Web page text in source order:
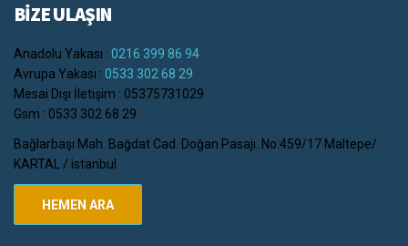
BİZE ULAŞIN
Anadolu Yakası : 0216 399 86 94
Avrupa Yakası : 0533 302 68 29
Mesai Dışı İletişim : 05375731029
Gsm : 0533 302 68 29
Bağlarbaşı Mah. Bağdat Cad. Doğan Pasajı. No:459/17 Maltepe/
KARTAL / istanbul
HEMEN ARA